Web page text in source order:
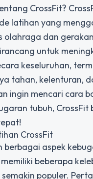
CrossFit?
latihan yang
olahraga dan
untuk
keseluruhan,
tahan, kelenturan,
ingin mencari cara
tubuh, CrossFit
CrossFit
berbagai aspek
beberapa
populer.